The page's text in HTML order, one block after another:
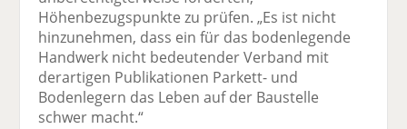
Höhenbezugspunkte zu prüfen. „Es ist nicht
hinzunehmen, dass ein für das bodenlegende
Handwerk nicht bedeutender Verband mit
derartigen Publikationen Parkett- und
Bodenlegern das Leben auf der Baustelle
schwer macht.“